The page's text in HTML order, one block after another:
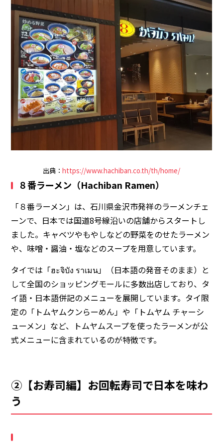
出典： https://www.hachiban.co.th/th/home/
８番ラーメン（Hachiban Ramen）
「８番ラーメン」は、石川県金沢市発祥のラーメンチェ
ーンで、日本では国道8号線沿いの店舗からスタートし
ました。キャベツやもやしなどの野菜をのせたラーメン
や、味噌・醤油・塩などのスープを用意しています。
タイでは「ฮะจิบัง ราเมน」（日本語の発音そのまま）と
して全国のショッピングモールに多数出店しており、タ
イ語・日本語併記のメニューを展開しています。タイ限
定の「トムヤムクンらーめん」や「トムヤム チャーシ
ューメン」など、トムヤムスープを使ったラーメンが公
式メニューに含まれているのが特徴です。
②【お寿司編】お回転寿司で日本を味わ
う